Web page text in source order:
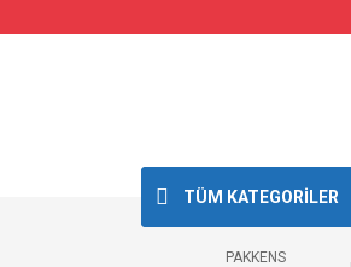
TÜM KATEGORİLER
PAKKENS